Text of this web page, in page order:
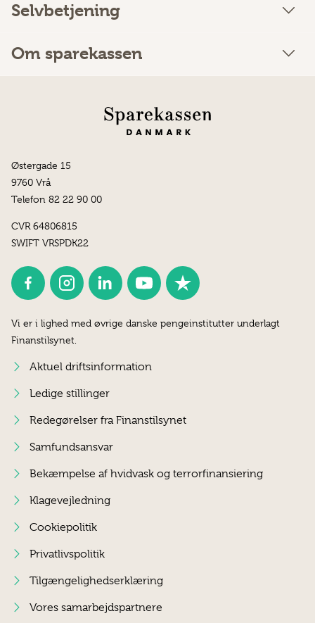
Selvbetjening
Om sparekassen
Østergade 15
9760 Vrå
Telefon 82 22 90 00
CVR 64806815
SWIFT VRSPDK22
Vi er i lighed med øvrige danske pengeinstitutter underlagt
Finanstilsynet.
Aktuel driftsinformation
Ledige stillinger
Redegørelser fra Finanstilsynet
Samfundsansvar
Bekæmpelse af hvidvask og terrorfinansiering
Klagevejledning
Cookiepolitik
Privatlivspolitik
Tilgængelighedserklæring
Vores samarbejdspartnere